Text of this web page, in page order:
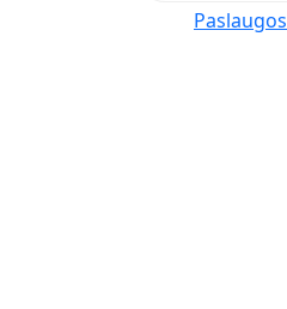
Paslaugos